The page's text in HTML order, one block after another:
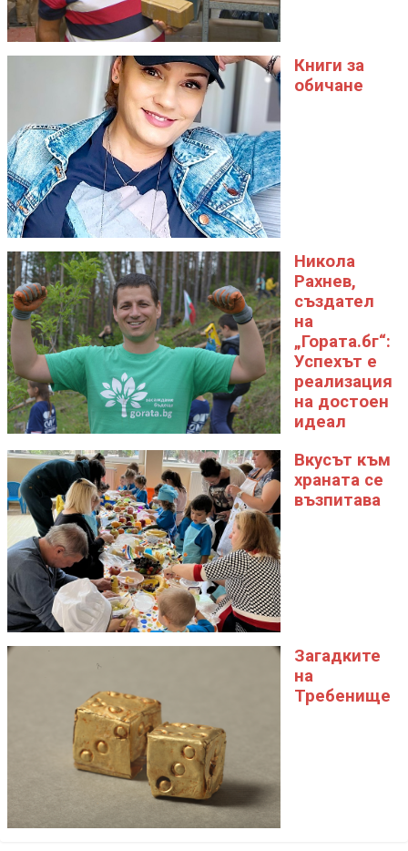
Книги за
обичане
Никола
Рахнев,
създател
на
„Гората.бг“:
Успехът е
реализация
на достоен
идеал
Вкусът към
храната се
възпитава
Загадките
на
Требенище